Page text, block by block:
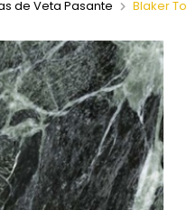
de Veta Pasante Blaker